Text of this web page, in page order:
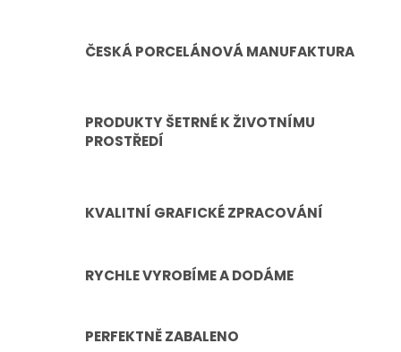
p
ČESKÁ PORCELÁNOVÁ MANUFAKTURA
PRODUKTY ŠETRNÉ K ŽIVOTNÍMU
PROSTŘEDÍ
KVALITNÍ GRAFICKÉ ZPRACOVÁNÍ
RYCHLE VYROBÍME A DODÁME
PERFEKTNĚ ZABALENO